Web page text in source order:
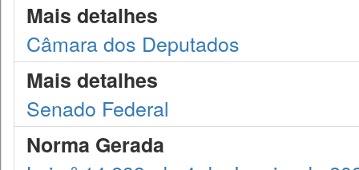
Mais detalhes
Câmara dos Deputados
Mais detalhes
Senado Federal
Norma Gerada